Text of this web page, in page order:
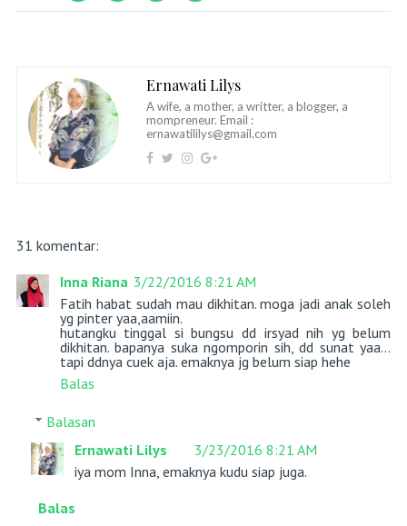
Ernawati Lilys
A wife, a mother, a writter, a blogger, a
mompreneur. Email :
ernawatililys@gmail.com
31 komentar:
Inna Riana 3/22/2016 8:21 AM
Fatih habat sudah mau dikhitan. moga jadi anak soleh
yg pinter yaa,aamiin.
hutangku tinggal si bungsu dd irsyad nih yg belum
dikhitan. bapanya suka ngomporin sih, dd sunat yaa...
tapi ddnya cuek aja. emaknya jg belum siap hehe
Balas
Balasan
Ernawati Lilys
3/23/2016 8:21 AM
iya mom Inna, emaknya kudu siap juga.
Balas